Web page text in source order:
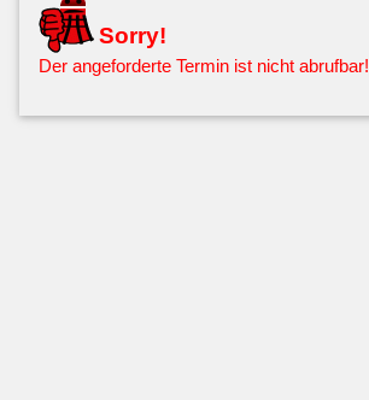
Sorry!
Der angeforderte Termin ist nicht abrufbar!